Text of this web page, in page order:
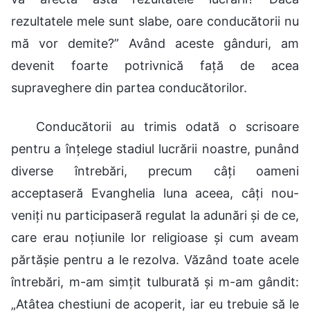
rezultatele mele sunt slabe, oare conducătorii nu
mă vor demite?” Având aceste gânduri, am
devenit foarte potrivnică față de acea
supraveghere din partea conducătorilor.
Conducătorii au trimis odată o scrisoare
pentru a înțelege stadiul lucrării noastre, punând
diverse întrebări, precum câți oameni
acceptaseră Evanghelia luna aceea, câți nou-
veniți nu participaseră regulat la adunări și de ce,
care erau noțiunile lor religioase și cum aveam
părtășie pentru a le rezolva. Văzând toate acele
întrebări, m-am simțit tulburată și m-am gândit:
„Atâtea chestiuni de acoperit, iar eu trebuie să le